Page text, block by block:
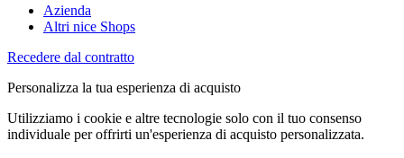
Azienda
Altri nice Shops
Recedere dal contratto
Personalizza la tua esperienza di acquisto
Utilizziamo i cookie e altre tecnologie solo con il tuo consenso
individuale per offrirti un'esperienza di acquisto personalizzata.